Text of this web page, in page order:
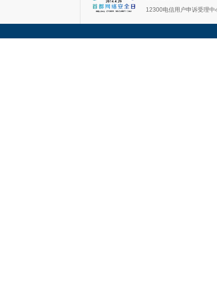
12300电信用户申诉受理中